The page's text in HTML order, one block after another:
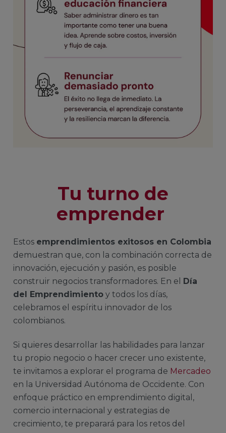
Tu turno de
emprender
Estos emprendimientos exitosos en Colombia
demuestran que, con la combinación correcta de
innovación, ejecución y pasión, es posible
construir negocios transformadores. En el Día
del Emprendimiento y todos los días,
celebramos el espíritu innovador de los
colombianos.
Si quieres desarrollar las habilidades para lanzar
tu propio negocio o hacer crecer uno existente,
te invitamos a explorar el programa de Mercadeo
en la Universidad Autónoma de Occidente. Con
enfoque práctico en emprendimiento digital,
comercio internacional y estrategias de
crecimiento, te preparará para los retos del